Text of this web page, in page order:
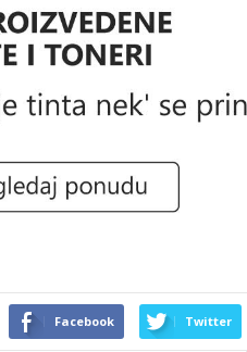
Facebook Twitter